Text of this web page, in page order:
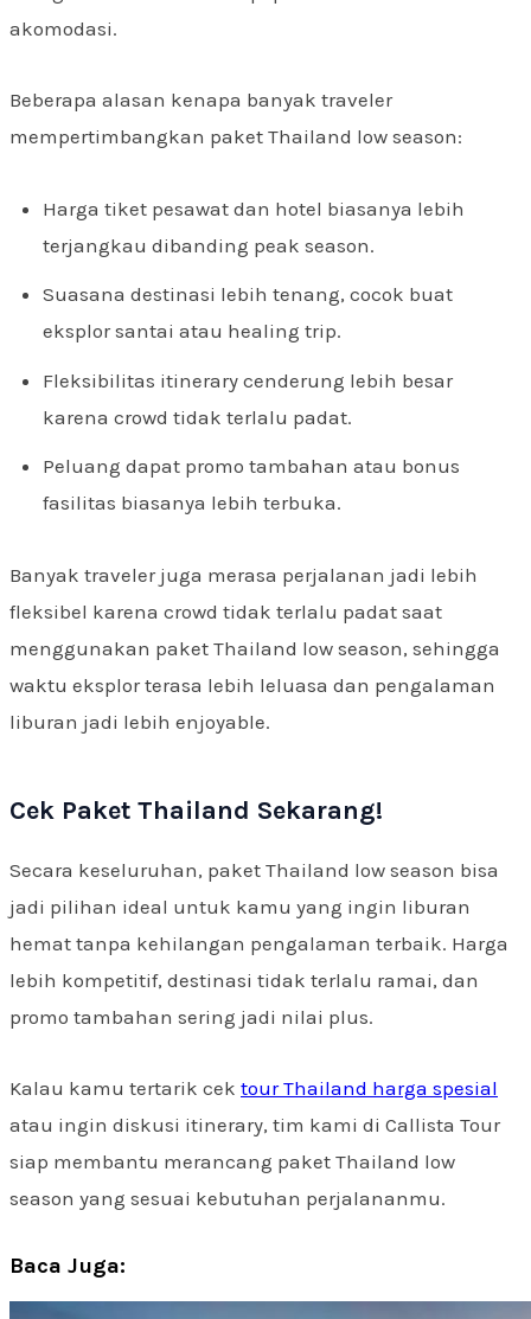
akomodasi.
Beberapa alasan kenapa banyak traveler
mempertimbangkan paket Thailand low season:
Harga tiket pesawat dan hotel biasanya lebih
terjangkau dibanding peak season.
Suasana destinasi lebih tenang, cocok buat
eksplor santai atau healing trip.
Fleksibilitas itinerary cenderung lebih besar
karena crowd tidak terlalu padat.
Peluang dapat promo tambahan atau bonus
fasilitas biasanya lebih terbuka.
Banyak traveler juga merasa perjalanan jadi lebih
fleksibel karena crowd tidak terlalu padat saat
menggunakan paket Thailand low season, sehingga
waktu eksplor terasa lebih leluasa dan pengalaman
liburan jadi lebih enjoyable.
Cek Paket Thailand Sekarang!
Secara keseluruhan, paket Thailand low season bisa
jadi pilihan ideal untuk kamu yang ingin liburan
hemat tanpa kehilangan pengalaman terbaik. Harga
lebih kompetitif, destinasi tidak terlalu ramai, dan
promo tambahan sering jadi nilai plus.
Kalau kamu tertarik cek tour Thailand harga spesial
atau ingin diskusi itinerary, tim kami di Callista Tour
siap membantu merancang paket Thailand low
season yang sesuai kebutuhan perjalananmu.
Baca Juga: